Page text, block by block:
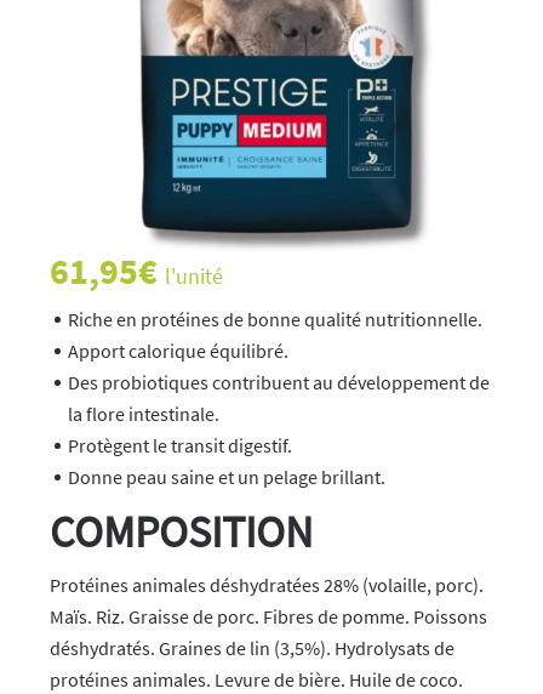
61,95€ l'unité
Riche en protéines de bonne qualité nutritionnelle.
Apport calorique équilibré.
Des probiotiques contribuent au développement de
la flore intestinale.
Protègent le transit digestif.
Donne peau saine et un pelage brillant.
COMPOSITION
Protéines animales déshydratées 28% (volaille, porc).
Maïs. Riz. Graisse de porc. Fibres de pomme. Poissons
déshydratés. Graines de lin (3,5%). Hydrolysats de
protéines animales. Levure de bière. Huile de coco.